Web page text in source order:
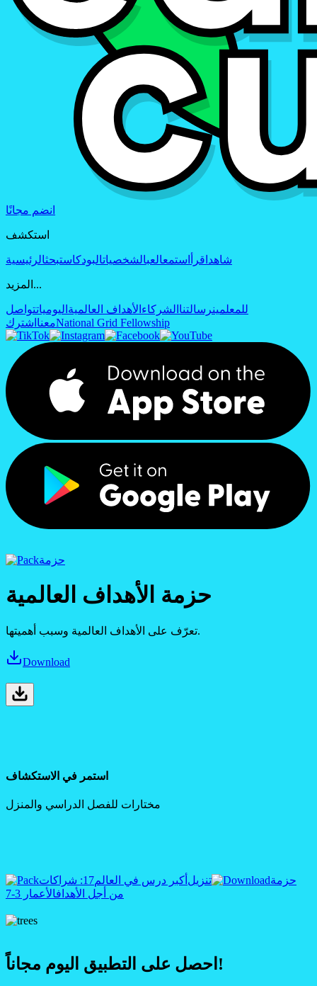
انضم مجانًا
استكشف
شاهد اقرأ استمعالعبالشخصياتالبودكاستبحثالرئيسية
المزيد...
للمعلمينرسالتنا الشركاء الأهداف العالمية اليومياتتواصل
معنا اشترك National Grid Fellowship
حزمة
حزمة الأهداف العالمية
تعرّف على الأهداف العالمية وسبب أهميتها.
Download
استمر في الاستكشاف
مختارات للفصل الدراسي والمنزل
حزمة تنزيل أكبر درس في العالم
17: شراكات
من أجل الأهدافالأعمار 3-7
احصل على التطبيق اليوم مجاناً!